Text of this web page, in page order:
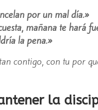
por un mal día.»
mañana te hará
la pena.»
contigo, con tu por
la